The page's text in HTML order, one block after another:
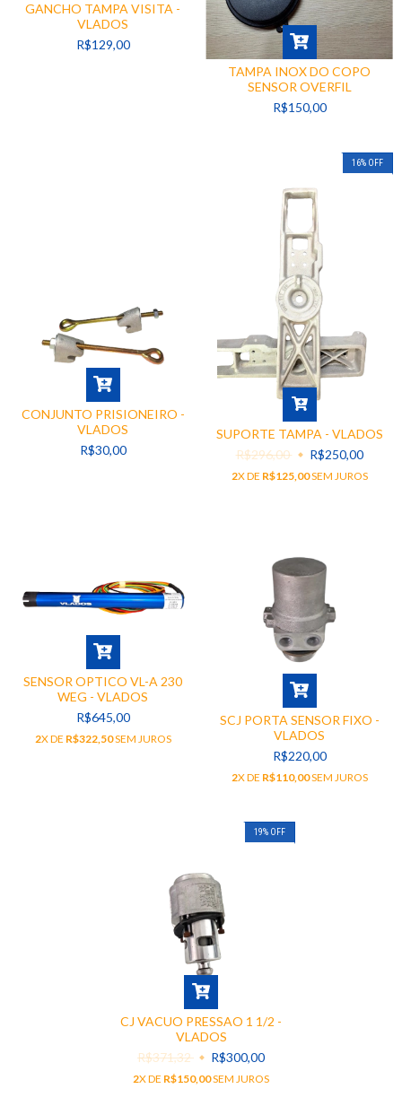
GANCHO TAMPA VISITA -
VLADOS
R$129,00
TAMPA INOX DO COPO
SENSOR OVERFIL
R$150,00
CONJUNTO PRISIONEIRO -
VLADOS
R$30,00
16% OFF
SUPORTE TAMPA - VLADOS
R$296,00
R$250,00
2X DE R$125,00SEM JUROS
SENSOR OPTICO VL-A 230
WEG - VLADOS
R$645,00
2X DE R$322,50SEM JUROS
SCJ PORTA SENSOR FIXO -
VLADOS
R$220,00
2X DE R$110,00SEM JUROS
19% OFF
CJ VACUO PRESSAO 1 1/2 -
VLADOS
R$371,32
R$300,00
2X DE R$150,00SEM JUROS